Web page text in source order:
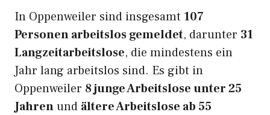
In Oppenweiler sind insgesamt 107
Personen arbeitslos gemeldet, darunter 31
Langzeitarbeitslose, die mindestens ein
Jahr lang arbeitslos sind. Es gibt in
Oppenweiler 8 junge Arbeitslose unter 25
Jahrenund ältere Arbeitslose ab 55